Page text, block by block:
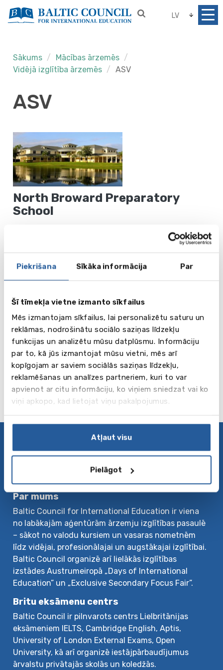
Piekrišana Sīkāka informācija Par
Šī tīmekļa vietne izmanto sīkfailus
Mēs izmantojam sīkfailus, lai personalizētu saturu un
reklāmas, nodrošinātu sociālo saziņas līdzekļu
funkcijas un analizētu mūsu datplūsmu. Informāciju
par to, kā jūs izmantojat mūsu vietni, mēs arī
kopīgojam ar saviem sociālās saziņas līdzekļu,
reklamēšanas un analīzes partneriem, kuri to var
apvienot ar citu informāciju, ko viņiem sniedzat vai ko
viņi apkopo, kad lietojat viņu pakalpojumus.
Atļaut visu
Pielāgot
LV
Sākums
Mācības ārzemēs
Vidējā izglītība ārzemēs
ASV
ASV
North Broward Preparatory
School
Windermere Preparatory School
Skatīt vairāk Orlando (Florida)
Privātuma politika
Seko mums
Par mums
Baltic Council for International Education ir viena
no labākajām aģentūrām ārzemju izglītības pasaulē
– sākot no valodu kursiem un vasaras nometnēm
līdz vidējai, profesionālajai un augstākajai izglītībai.
Baltic Council organizē arī lielākās izglītības
izstādes Austrumeiropā „Days of International
Education” un „Exclusive Secondary Focus Fair”.
Britu eksāmenu centrs
Baltic Council ir pilnvarots centrs Lielbritānijas
eksāmeniem IELTS, Cambridge English, Aptis,
University of London External Exams, Open
University, kā arī organizē iestājpārbaudījumus
ārvalstu privātajās skolās un koledžās.